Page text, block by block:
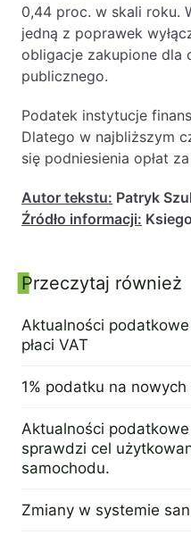
0,44 proc. w skali roku.
jedną z poprawek
obligacje zakupione dla
publicznego.
Podatek instytucje
Dlatego w najbliższym
się podniesienia opłat
Autor tekstu: Patryk
Źródło informacji:
Panel boczny
Przeczytaj również
Aktualności
płaci VAT
1% podatku na
Aktualności
sprawdzi cel
samochodu.
Zmiany w systemie